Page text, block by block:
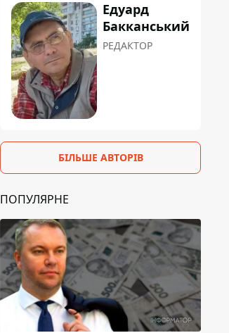
Едуард
Бакканський
РЕДАКТОР
БІЛЬШЕ АВТОРІВ
ПОПУЛЯРНЕ